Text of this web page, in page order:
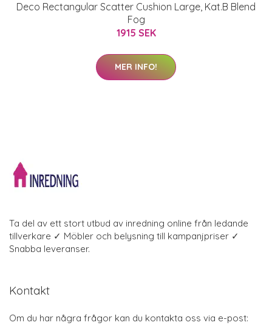
Deco Rectangular Scatter Cushion Large, Kat.B Blend
Fog
1915 SEK
MER INFO!
Ta del av ett stort utbud av inredning online från ledande
tillverkare ✓ Möbler och belysning till kampanjpriser ✓
Snabba leveranser.
Kontakt
Om du har några frågor kan du kontakta oss via e-post: